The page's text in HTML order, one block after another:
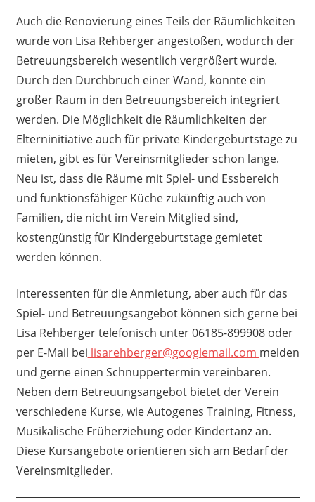
Auch die Renovierung eines Teils der Räumlichkeiten
wurde von Lisa Rehberger angestoßen, wodurch der
Betreuungsbereich wesentlich vergrößert wurde.
Durch den Durchbruch einer Wand, konnte ein
großer Raum in den Betreuungsbereich integriert
werden. Die Möglichkeit die Räumlichkeiten der
Elterninitiative auch für private Kindergeburtstage zu
mieten, gibt es für Vereinsmitglieder schon lange.
Neu ist, dass die Räume mit Spiel- und Essbereich
und funktionsfähiger Küche zukünftig auch von
Familien, die nicht im Verein Mitglied sind,
kostengünstig für Kindergeburtstage gemietet
werden können.
Interessenten für die Anmietung, aber auch für das
Spiel- und Betreuungsangebot können sich gerne bei
Lisa Rehberger telefonisch unter 06185-899908 oder
per E-Mail bei lisarehberger@googlemail.com melden
und gerne einen Schnuppertermin vereinbaren.
Neben dem Betreuungsangebot bietet der Verein
verschiedene Kurse, wie Autogenes Training, Fitness,
Musikalische Früherziehung oder Kindertanz an.
Diese Kursangebote orientieren sich am Bedarf der
Vereinsmitglieder.